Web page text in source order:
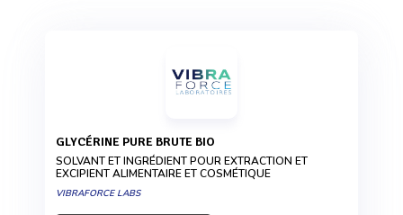
GLYCÉRINE PURE BRUTE BIO
SOLVANT ET INGRÉDIENT POUR EXTRACTION ET
EXCIPIENT ALIMENTAIRE ET COSMÉTIQUE
VIBRAFORCE LABS